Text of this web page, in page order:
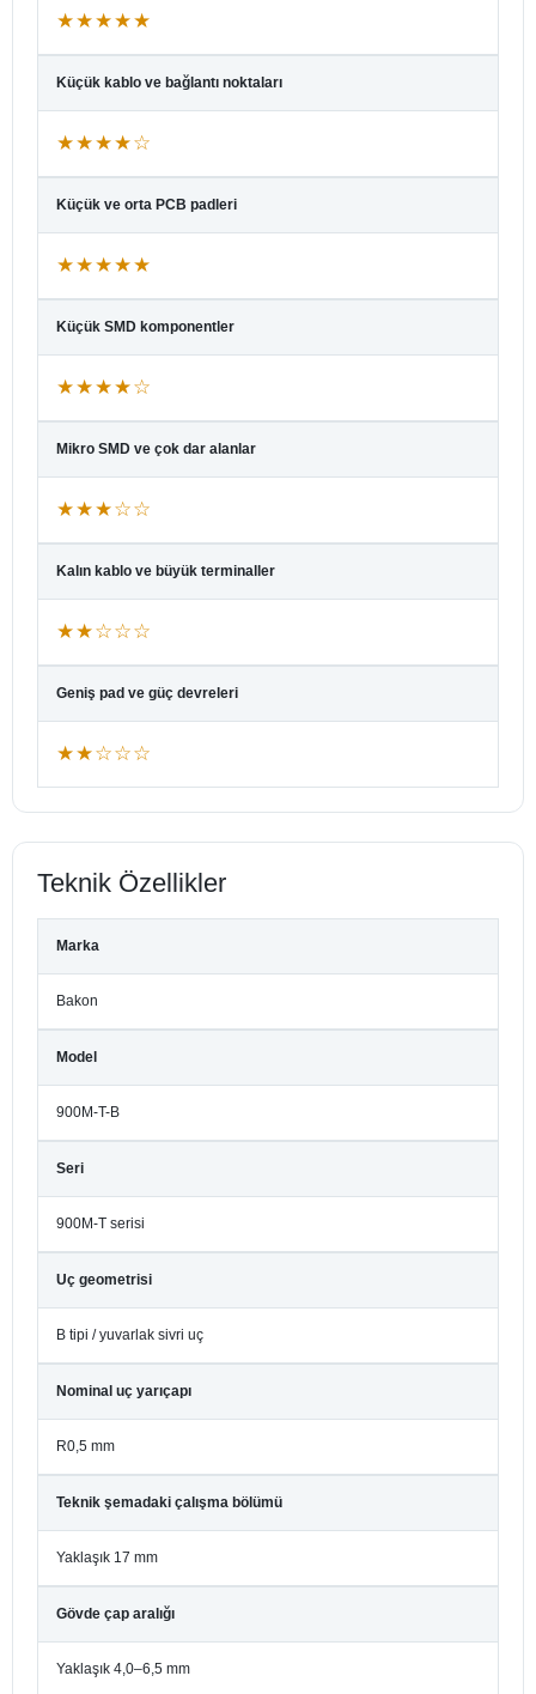
★★★★★
Küçük kablo ve bağlantı noktaları
★★★★☆
Küçük ve orta PCB padleri
★★★★★
Küçük SMD komponentler
★★★★☆
Mikro SMD ve çok dar alanlar
★★★☆☆
Kalın kablo ve büyük terminaller
★★☆☆☆
Geniş pad ve güç devreleri
★★☆☆☆
Teknik Özellikler
Marka
Bakon
Model
900M-T-B
Seri
900M-T serisi
Uç geometrisi
B tipi / yuvarlak sivri uç
Nominal uç yarıçapı
R0,5 mm
Teknik şemadaki çalışma bölümü
Yaklaşık 17 mm
Gövde çap aralığı
Yaklaşık 4,0–6,5 mm